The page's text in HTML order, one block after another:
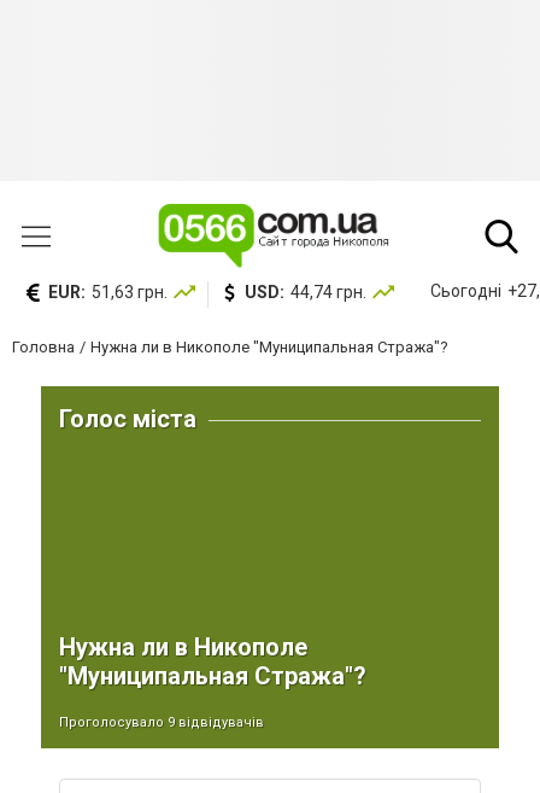
EUR: 51,63 грн. USD: 44,74 грн. Сьогодні
Головна Нужна ли в Никополе "Муниципальная Стража"?
Голос міста
Нужна ли в Никополе
"Муниципальная Стража"?
Проголосувало 9 відвідувачів